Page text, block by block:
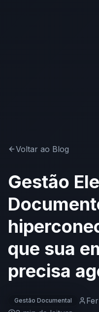
Voltar ao Blog
Gestão
que sua
precisa
Gestão Documental